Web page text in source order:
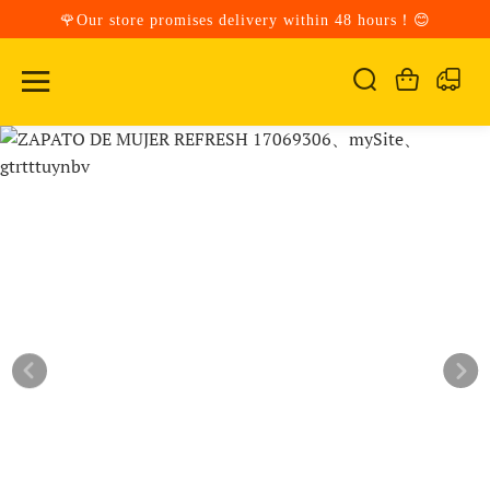
🌹Our store promises delivery within 48 hours！😊